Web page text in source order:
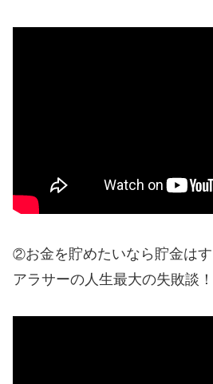
②お金を貯めたいなら貯金は
アラサーの人生最大の失敗談